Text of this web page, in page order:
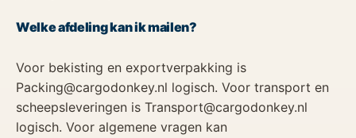
Welke afdeling kan ik mailen?
Voor bekisting en exportverpakking is
Packing@cargodonkey.nl logisch. Voor transport en
scheepsleveringen is Transport@cargodonkey.nl
logisch. Voor algemene vragen kan